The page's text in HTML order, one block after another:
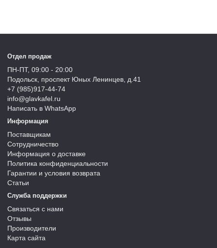
Отдел продаж
ПН-ПТ, 09:00 - 20:00
Подольск, проспект Юных Ленинцев, д.41
+7 (985)917-44-74
info@glavkafel.ru
Написать в WhatsApp
Информация
Поставщикам
Сотрудничество
Информация о доставке
Политика конфиденциальности
Гарантии и условия возврата
Статьи
Служба поддержки
Связаться с нами
Отзывы
Производители
Карта сайта